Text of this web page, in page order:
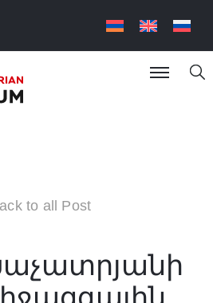
to all Post